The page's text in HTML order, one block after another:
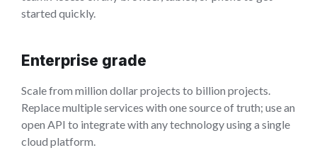
started quickly.
Enterprise grade
Scale from million dollar projects to billion projects.
Replace multiple services with one source of truth; use an
open API to integrate with any technology using a single
cloud platform.